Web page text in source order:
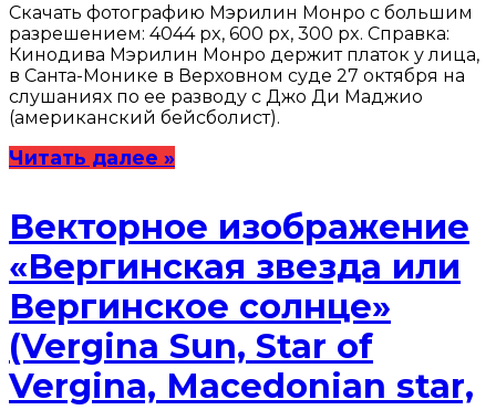
Скачать фотографию Мэрилин Монро с большим
разрешением: 4044 px, 600 px, 300 px. Справка:
Кинодива Мэрилин Монро держит платок у лица,
в Санта-Монике в Верховном суде 27 октября на
слушаниях по ее разводу с Джо Ди Маджио
(американский бейсболист).
Читать далее »
Векторное изображение
«Вергинская звезда или
Вергинское солнце»
(Vergina Sun, Star of
Vergina, Macedonian star,